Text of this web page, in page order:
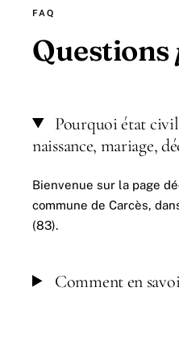
FAQ
Questions
Pourquoi état civil
naissance, mariage,
Bienvenue sur la page
commune de Carcès,
(83).
Comment en